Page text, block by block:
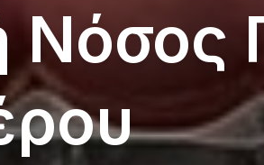
Νόσος